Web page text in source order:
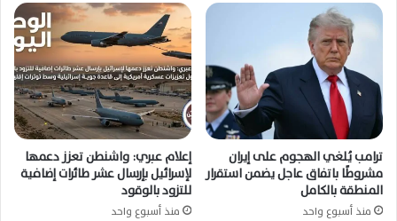
ترامب يُلغي الهجوم على إيران
مشروطًا باتفاق عاجل يضمن استقرار
المنطقة بالكامل
منذ أسبوع واحد
إعلام عبري: واشنطن تعزز دعمها
لإسرائيل بإرسال عشر طائرات إضافية
للتزود بالوقود
منذ أسبوع واحد